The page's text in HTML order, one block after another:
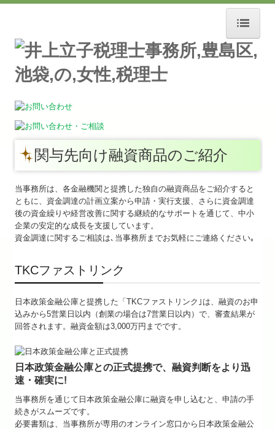
ホーム
事務所紹介
スタッフ募集
経営理念
交通案内
セミナー案内
リンク集
業務案内
★立子の耳より情報
★相続のまめ知識
料金について
よくある質問
金融機関の皆様へ
関与先向け融資商品のご紹介
当事務所は、各金融機関と提携した独自の融資商品をご紹介すると
ともに、資金調達の計画立案から申請・実行支援、さらに資金調達
後の資金繰りや経営改善に関する継続的なサポートを通じて、中小
企業の安定的な成長を支援しています。
資金調達に関するご相談は､当事務所までお気軽にご連絡ください｡
TKCファストリンク
日本政策金融公庫と提携した「TKCファストリンク｣は、融資のお申
込みから5営業日以内（創業の場合は7営業日以内）で、審査結果が
回答されます。融資金額は3,000万円までです。
日本政策金融公庫との正式提携で、融資判断をより迅
速・確実に!
当事務所を通じて 日本政策金融公庫に融資を申し込むと、申請の手
続きがスムーズです。
必要書類は、当事務所が専用のオンライン窓口から日本政策金融公